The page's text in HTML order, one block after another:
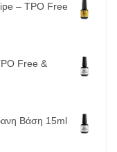
– TPO Free
Free &
Βάση 15ml